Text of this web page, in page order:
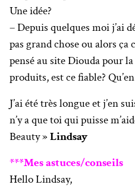
Une idée?
– Depuis quelques moi j’ai
pas grand chose ou alors ça
pensé au site Diouda pour
produits, est ce fiable?
J’ai été très longue et j’en
n’y a que toi qui puisse
Beauty »Lindsay
***Mes astuces/conseils
Hello Lindsay,